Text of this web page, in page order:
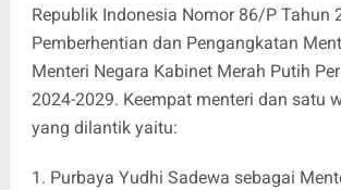
Republik Indonesia Nomor 86/P Tahun
Pemberhentian dan Pengangkatan
Menteri Negara Kabinet Merah Putih
2024-2029. Keempat menteri dan satu
yang dilantik yaitu:
1.⁠ ⁠Purbaya Yudhi Sadewa sebagai